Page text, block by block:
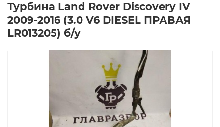
Турбина Land Rover Discovery IV
2009-2016 (3.0 V6 DIESEL ПРАВАЯ
LR013205) б/у